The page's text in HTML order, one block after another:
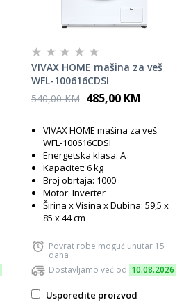
VIVAX HOME mašina za veš
WFL-100616CDSI
540,00 KM 485,00 KM
VIVAX HOME mašina za veš
WFL-100616CDSI
Energetska klasa: A
Kapacitet: 6 kg
Broj obrtaja: 1000
Motor: Inverter
Širina x Visina x Dubina: 59,5 x
85 x 44 cm
Povrat robe moguć unutar 15
dana
Dostavljamo već od 10.08.2026
Usporedite proizvod